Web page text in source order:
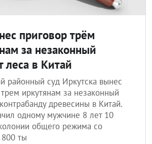
приговор трём
за незаконный
леса в Китай
районный суд Иркутска вынес
иркутянам за незаконный
древесины в Китай.
одному мужчине 8 лет 10
общего режима со
ты